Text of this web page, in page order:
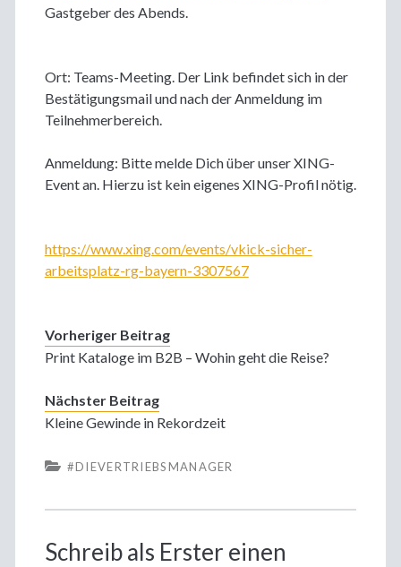
Gastgeber des Abends.
Ort: Teams-Meeting. Der Link befindet sich in der
Bestätigungsmail und nach der Anmeldung im
Teilnehmerbereich.
Anmeldung: Bitte melde Dich über unser XING-
Event an. Hierzu ist kein eigenes XING-Profil nötig.
https://www.xing.com/events/vkick-sicher-
arbeitsplatz-rg-bayern-3307567
Vorheriger Beitrag
Print Kataloge im B2B – Wohin geht die Reise?
Nächster Beitrag
Kleine Gewinde in Rekordzeit
#DIEVERTRIEBSMANAGER
Schreib als Erster einen